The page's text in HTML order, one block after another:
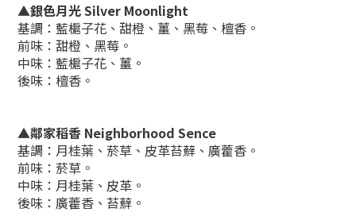
▲銀色月光 Silver Moonlight
基調：藍槴子花、甜橙、薑、黑莓、檀香。
前味：甜橙、黑莓。
中味：藍槴子花、薑。
後味：檀香。
▲鄰家稻香 Neighborhood Sence
基調：月桂葉、菸草、皮革苔蘚、廣藿香。
前味：菸草。
中味：月桂葉、皮革。
後味：廣藿香、苔蘚。